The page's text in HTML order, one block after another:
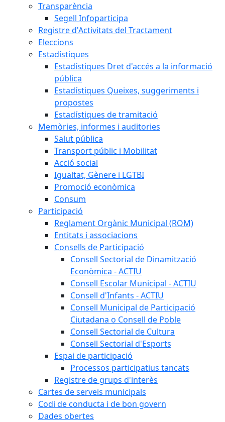
Transparència
Segell Infoparticipa
Registre d'Activitats del Tractament
Eleccions
Estadístiques
Estadístiques Dret d'accés a la informació
pública
Estadístiques Queixes, suggeriments i
propostes
Estadístiques de tramitació
Memòries, informes i auditories
Salut pública
Transport públic i Mobilitat
Acció social
Igualtat, Gènere i LGTBI
Promoció econòmica
Consum
Participació
Reglament Orgànic Municipal (ROM)
Entitats i associacions
Consells de Participació
Consell Sectorial de Dinamització
Econòmica - ACTIU
Consell Escolar Municipal - ACTIU
Consell d'Infants - ACTIU
Consell Municipal de Participació
Ciutadana o Consell de Poble
Consell Sectorial de Cultura
Consell Sectorial d'Esports
Espai de participació
Processos participatius tancats
Registre de grups d'interès
Cartes de serveis municipals
Codi de conducta i de bon govern
Dades obertes